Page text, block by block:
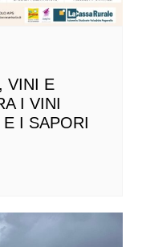
VINI E
I VINI
I SAPORI